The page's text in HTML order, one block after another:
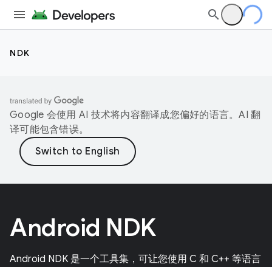
NDK
Google 会使用 AI 技术将内容翻译成您偏好的语言。AI 翻
译可能包含错误。
Android NDK
Android NDK 是一个工具集，可让您使用 C 和 C++ 等语言